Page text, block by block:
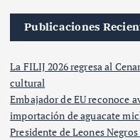
Publicaciones
La FILIJ 2026 regresa al
cultural
Embajador de EU reconoce
importación de aguacate
Presidente de Leones